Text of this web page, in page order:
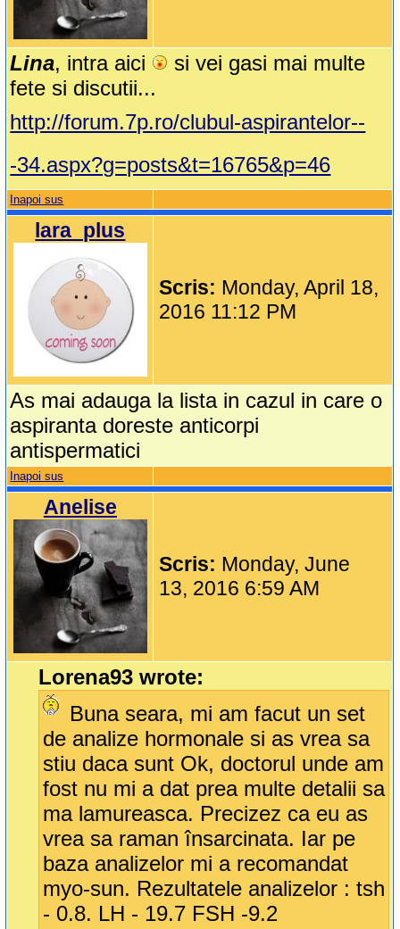
Lina, intra aici
si vei gasi mai multe
fete si discutii...
http://forum.7p.ro/clubul-aspirantelor--
-34.aspx?g=posts&t=16765&p=46
Inapoi sus
lara_plus
Scris: Monday, April 18,
2016 11:12 PM
As mai adauga la lista in cazul in care o
aspiranta doreste anticorpi
antispermatici
Inapoi sus
Anelise
Scris: Monday, June
13, 2016 6:59 AM
Lorena93 wrote:
Buna seara, mi am facut un set
de analize hormonale si as vrea sa
stiu daca sunt Ok, doctorul unde am
fost nu mi a dat prea multe detalii sa
ma lamureasca. Precizez ca eu as
vrea sa raman însarcinata. Iar pe
baza analizelor mi a recomandat
myo-sun. Rezultatele analizelor : tsh
- 0.8. LH - 19.7 FSH -9.2